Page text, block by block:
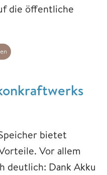
die öffentliche
bietet
Vor allem
deutlich: Dank Akku